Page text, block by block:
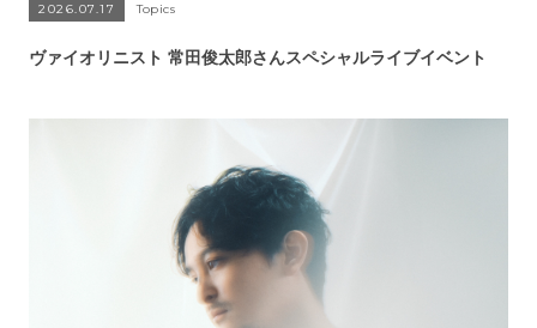
2026.07.17 Topics
ヴァイオリニスト 常田俊太郎さんスペシャルライブイベント